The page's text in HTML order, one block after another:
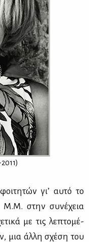
γι’ αυ­τό το
Μ.Μ. στην συ­νέ­χεια
με τις λε­πτο­μέ­
μια άλ­λη σχέ­ση του